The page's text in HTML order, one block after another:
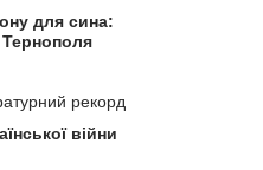
для сина:
Тернополя
рекорд
війни